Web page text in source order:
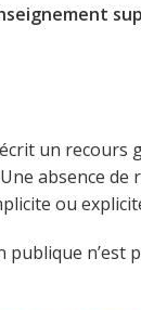
un recours
absence
ou
publique n’est